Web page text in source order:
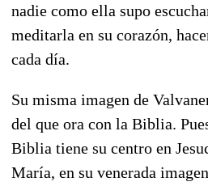
nadie como ella supo
meditarla en su corazón,
cada día.
Su misma imagen de
del que ora con la Biblia.
Biblia tiene su centro en
María, en su venerada